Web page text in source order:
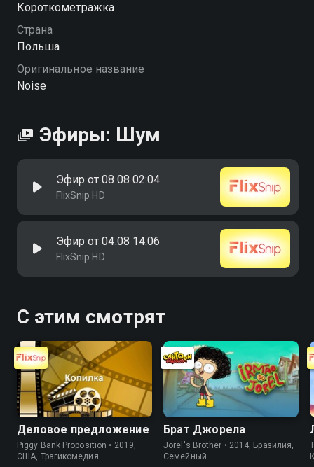
Короткометражка
Страна
Польша
Оригинальное название
Noise
Эфиры: Шум
Эфир от 08.08 02:04
FlixSnip HD
Эфир от 04.08 14:06
FlixSnip HD
С этим смотрят
Деловое предложение
Piggy Bank Proposition • 2019,
США, Трагикомедия
Брат Джорела
Jorel's Brother • 2014, Бразилия,
Cемейный